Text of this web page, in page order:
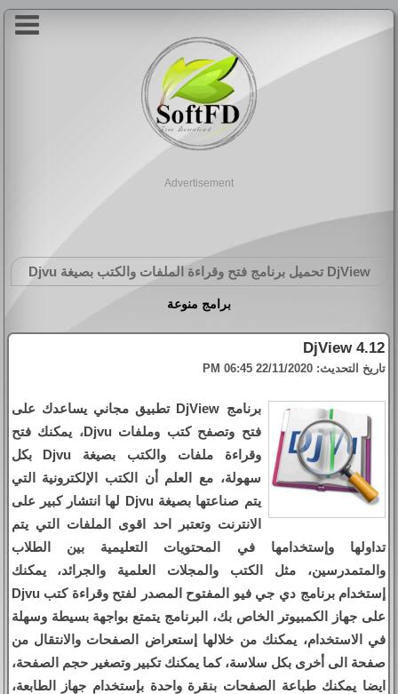
Advertisement
DjView تحميل برنامج فتح وقراءة الملفات والكتب بصيغة Djvu
برامج منوعة
DjView 4.12
تاريخ التحديث: 22/11/2020 06:45 PM
برنامج DjView تطبيق مجاني يساعدك على
فتح وتصفح كتب وملفات Djvu، يمكنك فتح
وقراءة ملفات والكتب بصيغة Djvu بكل
سهولة، مع العلم أن الكتب الإلكترونية التي
يتم صناعتها بصيغة Djvu لها انتشار كبير على
الانترنت وتعتبر احد اقوى الملفات التي يتم
تداولها وإستخدامها في المحتويات التعليمية بين الطلاب
والمتمدرسين، مثل الكتب والمجلات العلمية والجرائد، يمكنك
إستخدام برنامج دي جي فيو المفتوح المصدر لفتح وقراءة كتب Djvu
على جهاز الكمبيوتر الخاص بك، البرنامج يتمتع بواجهة بسيطة وسهلة
في الاستخدام، يمكنك من خلالها إستعراض الصفحات والانتقال من
صفحة الى أخرى بكل سلاسة، كما يمكنك تكبير وتصغير حجم الصفحة،
ايضا يمكنك طباعة الصفحات بنقرة واحدة بإستخدام جهاز الطابعة،